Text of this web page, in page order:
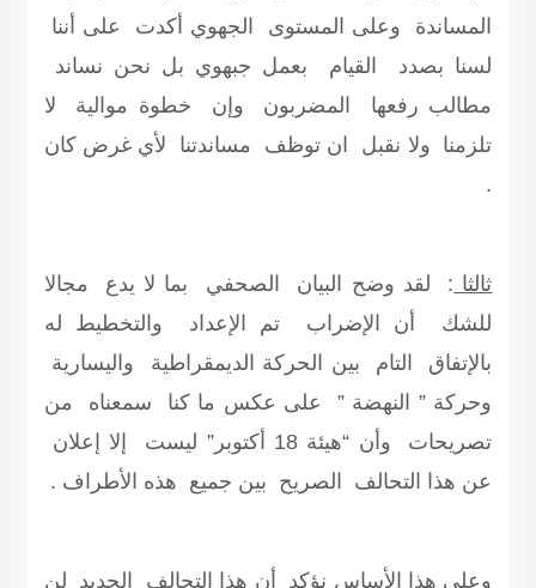
المساندة وعلى المستوى الجهوي أكدت على أننا
لسنا بصدد القيام بعمل جبهوي بل نحن نساند
مطالب رفعها المضربون وإن خطوة موالية لا
تلزمنا ولا نقبل ان توظف مساندتنا لأي غرض كان
.
ثالثا : لقد وضح البيان الصحفي بما لا يدع مجالا
للشك أن الإضراب تم الإعداد والتخطيط له
بالإتفاق التام بين الحركة الديمقراطية واليسارية
وحركة ” النهضة ” على عكس ما كنا سمعناه من
تصريحات وأن “هيئة 18 أكتوبر” ليست إلا إعلان
عن هذا التحالف الصريح بين جميع هذه الأطراف .
وعلى هذا الأساس نؤكد أن هذا التحالف الجديد لن